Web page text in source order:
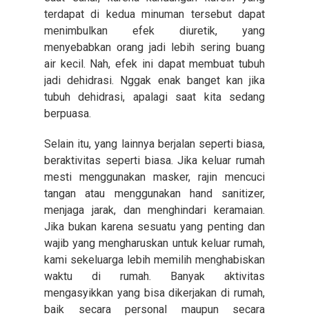
terdapat di kedua minuman tersebut dapat
menimbulkan efek diuretik, yang
menyebabkan orang jadi lebih sering buang
air kecil. Nah, efek ini dapat membuat tubuh
jadi dehidrasi. Nggak enak banget kan jika
tubuh dehidrasi, apalagi saat kita sedang
berpuasa.
Selain itu, yang lainnya berjalan seperti biasa,
beraktivitas seperti biasa. Jika keluar rumah
mesti menggunakan masker, rajin mencuci
tangan atau menggunakan hand sanitizer,
menjaga jarak, dan menghindari keramaian.
Jika bukan karena sesuatu yang penting dan
wajib yang mengharuskan untuk keluar rumah,
kami sekeluarga lebih memilih menghabiskan
waktu di rumah. Banyak aktivitas
mengasyikkan yang bisa dikerjakan di rumah,
baik secara personal maupun secara